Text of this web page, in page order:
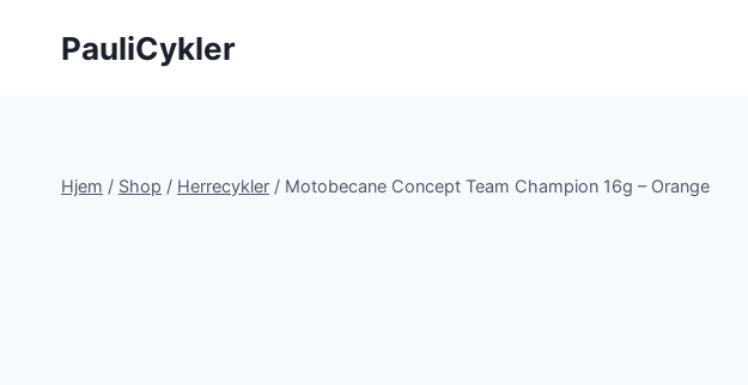
PauliCykler
Hjem / Shop / Herrecykler / Motobecane Concept Team Champion 16g – Orange